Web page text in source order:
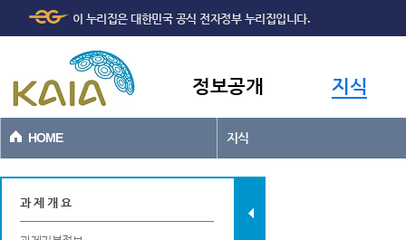
본문바로가기
이 누리집은 대한민국 공식 전자정부 누리집입니다.
정보공개 지식
HOME 지식
과제현황
과 제 개 요